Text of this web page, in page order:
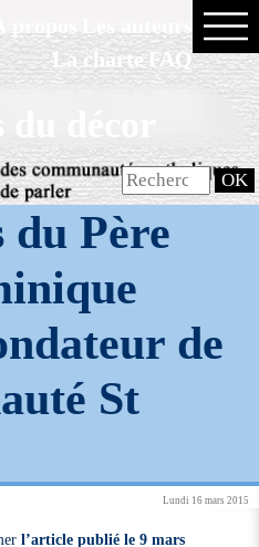
La charte FAQ
décor
du Père
de
St
Lundi 16 mars 2015
l’article publié le 9 mars